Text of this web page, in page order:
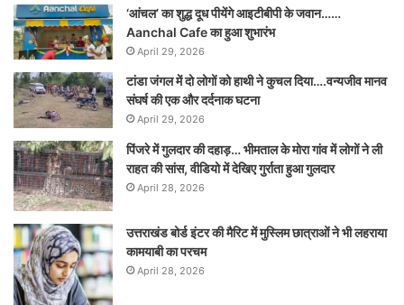
‘आंचल’ का शुद्ध दूध पीयेंगे आइटीबीपी के जवान……
Aanchal Cafe का हुआ शुभारंभ
April 29, 2026
टांडा जंगल में दो लोगों को हाथी ने कुचल दिया….वन्यजीव मानव
संघर्ष की एक और दर्दनाक घटना
April 29, 2026
पिंजरे में गुलदार की दहाड़… भीमताल के मोरा गांव में लोगों ने ली
राहत की सांस, वीडियो में देखिए गुर्राता हुआ गुलदार
April 28, 2026
उत्तराखंड बोर्ड इंटर की मैरिट में मुस्लिम छात्राओं ने भी लहराया
कामयाबी का परचम
April 28, 2026